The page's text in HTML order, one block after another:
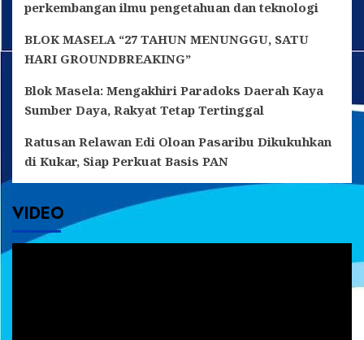
perkembangan ilmu pengetahuan dan teknologi
BLOK MASELA “27 TAHUN MENUNGGU, SATU
HARI GROUNDBREAKING”
Blok Masela: Mengakhiri Paradoks Daerah Kaya
Sumber Daya, Rakyat Tetap Tertinggal
Ratusan Relawan Edi Oloan Pasaribu Dikukuhkan
di Kukar, Siap Perkuat Basis PAN
VIDEO